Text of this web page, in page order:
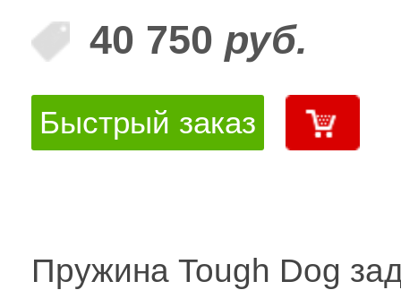
40 750 руб.
Быстрый заказ
Пружина Tough Dog